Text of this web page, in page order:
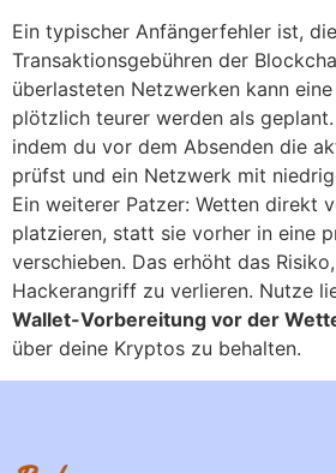
Ein typischer Anfängerfehler ist, die
Transaktionsgebühren der
überlasteten Netzwerken kann
plötzlich teurer werden als
indem du vor dem Absenden die
prüfst und ein Netzwerk mit
Ein weiterer Patzer: Wetten direkt
platzieren, statt sie vorher in eine
verschieben. Das erhöht das
Hackerangriff zu verlieren. Nutze
Wallet-Vorbereitung vor der
über deine Kryptos zu behalten.